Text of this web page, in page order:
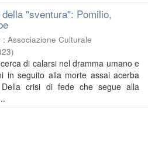
"sventura": Pomilio,
: Associazione Culturale
)
di calarsi nel dramma umano e
in seguito alla morte assai acerba
Della crisi di fede che segue alla